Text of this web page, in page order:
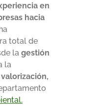
en
hacia
total de
la gestión
la